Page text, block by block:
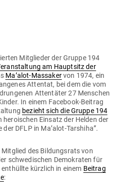
22. Februar, anlässlich des 49.
erklärte die DFLP auf ihrer Inter­
zu beenden, die Kolo­ni­sation auf­
der USA zu Fall zu bringen
des Wider­stands und der
zu bieten, ist der Weg der all­
natio­nalen Einheit mit einem
ist der Weg des ver­einten und ver­
es ist der Weg der Intifada,
der Sache der